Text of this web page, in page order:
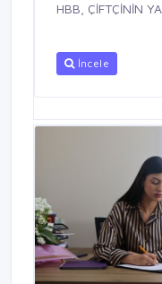
HBB, ÇİFTÇİNİN
İncele